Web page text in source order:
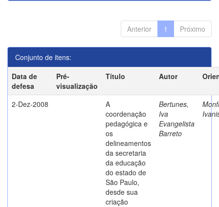
Anterior 1 Próximo
Conjunto de itens:
Data de
defesa
Pré-
visualização
Título Autor
2-Dez-2008
A
coordenação
pedagógica e
os
delineamentos
da secretaria
da educação
do estado de
São Paulo,
desde sua
criação
Bertunes,
Iva
Evangelista
Barreto